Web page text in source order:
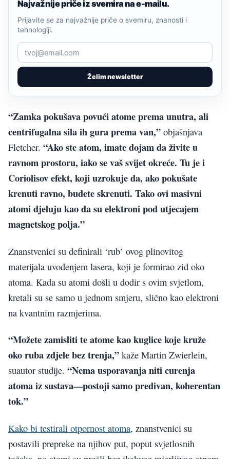
Najvažnije priče iz svemira na e-mailu.
Želim newsletter
Prijavite se za najvažnije priče o svemiru, znanosti i
tehnologiji.
“Zamka pokušava povući atome prema unutra, ali
centrifugalna sila ih gura prema van,” objašnjava
Fletcher. “Ako ste atom, imate dojam da živite u
ravnom prostoru, iako se vaš svijet okreće. Tu je i
Coriolisov efekt, koji uzrokuje da, ako pokušate
krenuti ravno, budete skrenuti. Tako ovi masivni
atomi djeluju kao da su elektroni pod utjecajem
magnetskog polja.”
Znanstvenici su definirali ‘rub’ ovog plinovitog
materijala uvođenjem lasera, koji je formirao zid oko
atoma. Kada su atomi došli u dodir s ovim svjetlom,
kretali su se samo u jednom smjeru, slično kao elektroni
na kvantnim razmjerima.
“Možete zamisliti te atome kao kuglice koje kruže
oko ruba zdjele bez trenja,” kaže Martin Zwierlein,
suautor studije. “Nema usporavanja niti curenja
atoma iz sustava—postoji samo predivan, koherentan
tok.”
Kako bi testirali otpornost atoma, znanstvenici su
postavili prepreke na njihov put, poput svjetlosnih